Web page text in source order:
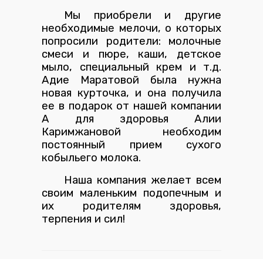
Мы приобрели и другие
необходимые мелочи, о которых
попросили родители: молочные
смеси и пюре, каши, детское
мыло, специальный крем и т.д.
Адие Маратовой была нужна
новая курточка, и она получила
ее в подарок от нашей компании
А для здоровья Алии
Каримжановой необходим
постоянный прием сухого
кобыльего молока.
Наша компания желает всем
своим маленьким подопечным и
их родителям здоровья,
терпения и сил!